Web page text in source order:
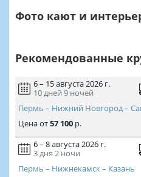
Фото кают и
Рекомендованные
6 – 15 августа 2026 г.
10 дней 9 ночей
Пермь – Нижний Новгород –
Ценаот57 100р.
6 – 8 августа 2026 г.
3 дня 2 ночи
Пермь – Нижнекамск – Казань